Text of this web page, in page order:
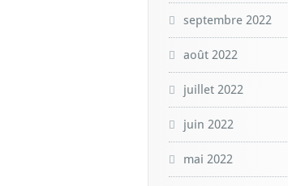
septembre 2022
août 2022
juillet 2022
juin 2022
mai 2022